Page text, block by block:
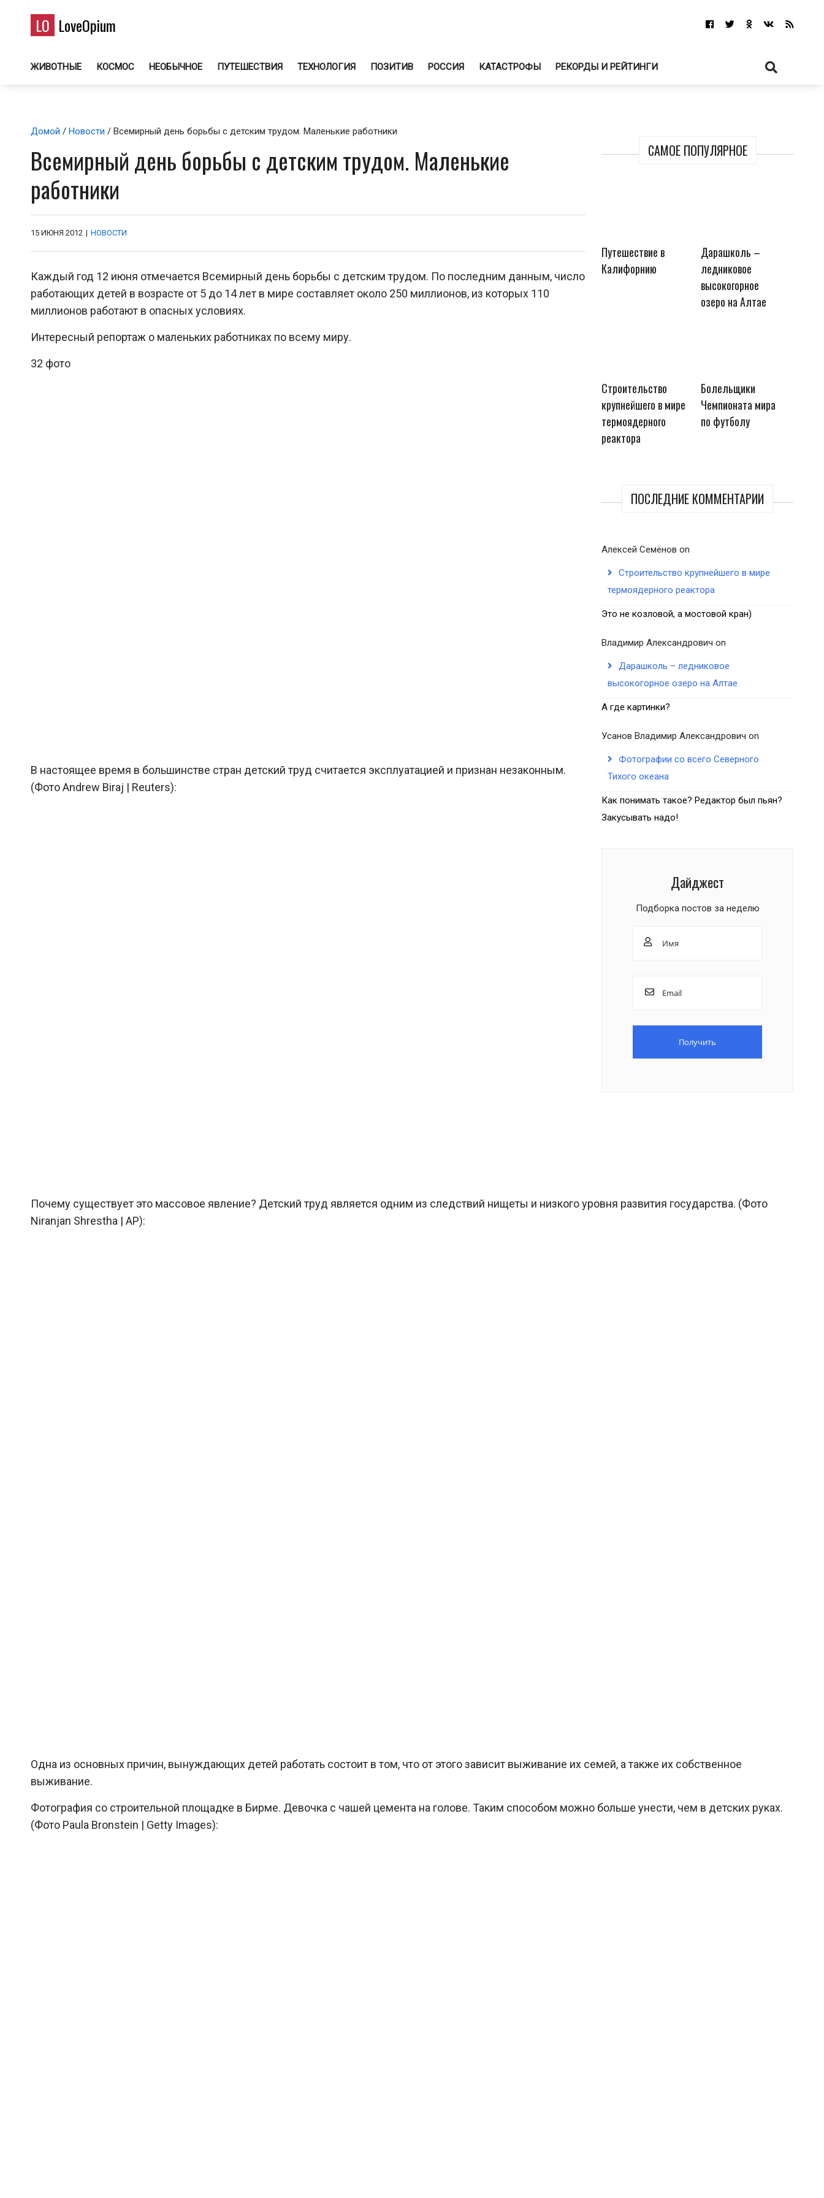
LO LoveOpium
ЖИВОТНЫЕ КОСМОС НЕОБЫЧНОЕ ПУТЕШЕСТВИЯ ТЕХНОЛОГИЯ ПОЗИТИВ РОССИЯ КАТАСТРОФЫ РЕКОРДЫ И РЕЙТИНГИ
САМОЕ ПОПУЛЯРНОЕ
Путешествие в
Калифорнию
Дарашколь –
ледниковое
высокогорное
озеро на Алтае
Строительство
крупнейшего в мире
термоядерного
реактора
Болельщики
Чемпионата мира
по футболу
ПОСЛЕДНИЕ КОММЕНТАРИИ
Алексей Семёнов on
Строительство крупнейшего в мире
термоядерного реактора
Это не козловой, а мостовой кран)
Владимир Александрович on
Дарашколь – ледниковое
высокогорное озеро на Алтае
А где картинки?
Усанов Владимир Александрович on
Фотографии со всего Северного
Тихого океана
Как понимать такое? Редактор был пьян?
Закусывать надо!
Дайджест
Подборка постов за неделю
Домой / Новости / Всемирный день борьбы с детским трудом. Маленькие работники
Всемирный день борьбы с детским трудом. Маленькие
работники
15 ИЮНЯ 2012 | НОВОСТИ
Каждый год 12 июня отмечается Всемирный день борьбы с детским трудом. По последним данным, число
работающих детей в возрасте от 5 до 14 лет в мире составляет около 250 миллионов, из которых 110
миллионов работают в опасных условиях.
Интересный репортаж о маленьких работниках по всему миру.
32 фото
В настоящее время в большинстве стран детский труд считается эксплуатацией и признан незаконным.
(Фото Andrew Biraj | Reuters):
Почему существует это массовое явление? Детский труд является одним из следствий нищеты и низкого уровня развития государства. (Фото
Niranjan Shrestha | AP):
Одна из основных причин, вынуждающих детей работать состоит в том, что от этого зависит выживание их семей, а также их собственное
выживание.
Фотография со строительной площадке в Бирме. Девочка с чашей цемента на голове. Таким способом можно больше унести, чем в детских руках.
(Фото Paula Bronstein | Getty Images):